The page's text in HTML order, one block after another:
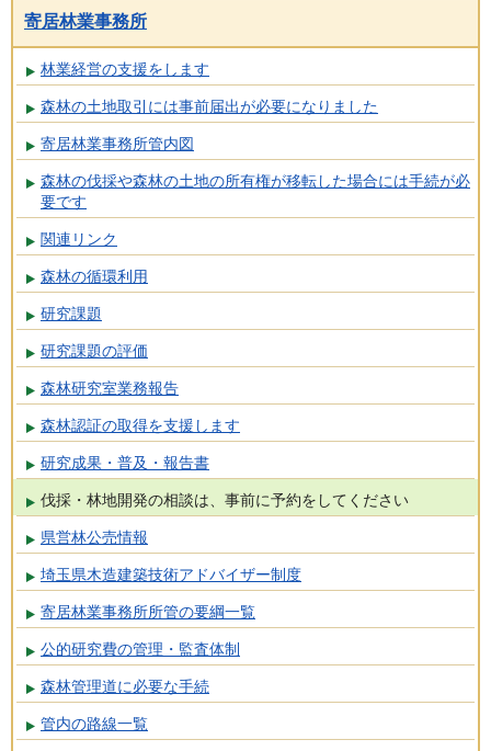
寄居林業事務所
林業経営の支援をします
森林の土地取引には事前届出が必要になりました
寄居林業事務所管内図
森林の伐採や森林の土地の所有権が移転した場合には手続が必
要です
関連リンク
森林の循環利用
研究課題
研究課題の評価
森林研究室業務報告
森林認証の取得を支援します
研究成果・普及・報告書
伐採・林地開発の相談は、事前に予約をしてください
県営林公売情報
埼玉県木造建築技術アドバイザー制度
寄居林業事務所所管の要綱一覧
公的研究費の管理・監査体制
森林管理道に必要な手続
管内の路線一覧